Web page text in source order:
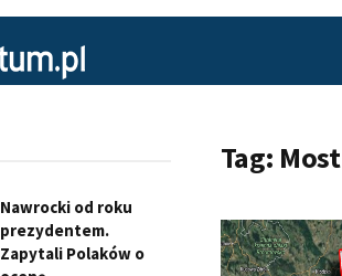
Tag: Most
Nawrocki od roku
prezydentem.
Zapytali Polaków o